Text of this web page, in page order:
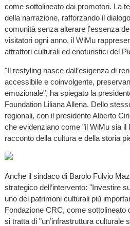
come sottolineato dai promotori. La
della narrazione, rafforzando il
comunità senza alterare l’essenza
visitatori ogni anno, il WiMu
attrattori culturali ed enoturistici del
"Il restyling nasce dall’esigenza di
accessibile e coinvolgente,
emozionale", ha spiegato la
Foundation Liliana Allena. Dello
regionali, con il presidente Alberto
che evidenziano come "il WiMu sia il
racconto della cultura e della storia
Anche il sindaco di Barolo Fulvio
strategico dell’intervento: "Investire
uno dei patrimoni culturali più
Fondazione CRC, come sottolineato
si tratta di "un’infrastruttura culturale